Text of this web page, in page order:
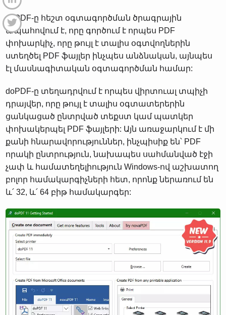
doPDF-ը հեշտ օգտագործման ծրագրային
ապահովում է, որը գործում է որպես PDF
փոխարկիչ, որը թույլ է տալիս օգտվողներին
ստեղծել PDF ֆայլեր ինչպես անձնական, այնպես
էլ մասնագիտական ​​օգտագործման համար:
doPDF-ը տեղադրվում է որպես վիրտուալ տպիչի
դրայվեր, որը թույլ է տալիս օգտատերերին
ցանկացած ընտրված տեքստ կամ պատկեր
փոխակերպել PDF ֆայլերի: Այն առաջարկում է մի
քանի հնարավորություններ, ինչպիսիք են՝ PDF
որակի ընտրություն, նախապես սահմանված էջի
չափ և համատեղելիություն Windows-ով աշխատող
բոլոր համակարգիչների հետ, որոնք ներառում են
և՛ 32, և՛ 64 բիթ համակարգեր: